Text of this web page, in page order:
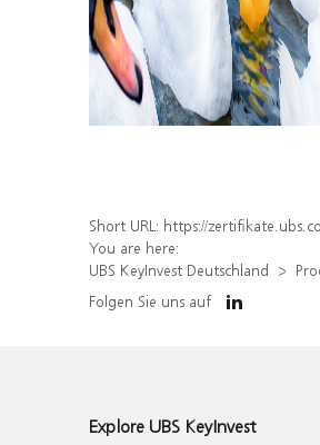
Short URL: https://zertifikate.ubs.com/produkt/detail/
You are here:
UBS KeyInvest Deutschland
Folgen Sie uns auf
Explore UBS KeyInvest